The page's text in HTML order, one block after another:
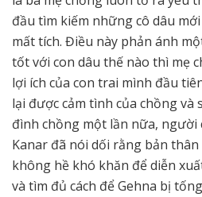
đầu tìm kiếm những cô dâu
mất tích. Điều này phản ánh
tốt với con dâu thế nào thì mẹ
lợi ích của con trai mình đầu
lại được cảm tình của chồng và
đình chồng một lần nữa, người
Kanar đã nói dối rằng bản thân
không hề khó khăn để diễn
và tìm đủ cách để Gehna bị